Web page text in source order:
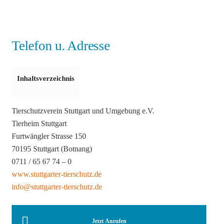
Telefon u. Adresse
Inhaltsverzeichnis
Tierschutzverein Stuttgart und Umgebung e.V.
Tierheim Stuttgart
Furtwängler Strasse 150
70195 Stuttgart (Botnang)
0711 / 65 67 74 – 0
www.stuttgarter-tierschutz.de
info@stuttgarter-tierschutz.de
Jetzt Anrufen